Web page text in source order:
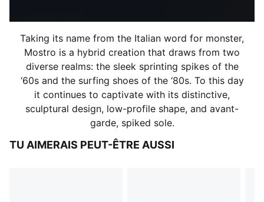
Taking its name from the Italian word for monster,
Mostro is a hybrid creation that draws from two
diverse realms: the sleek sprinting spikes of the
‘60s and the surfing shoes of the ‘80s. To this day
it continues to captivate with its distinctive,
sculptural design, low-profile shape, and avant-
garde, spiked sole.
TU AIMERAIS PEUT-ÊTRE AUSSI